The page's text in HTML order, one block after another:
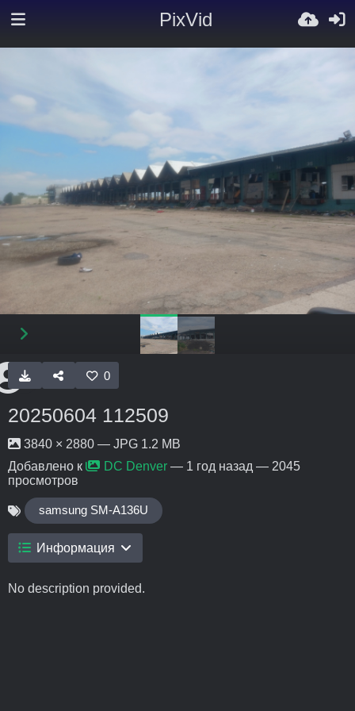
PixVid
0
20250604 112509
3840 × 2880 — JPG 1.2 MB
Добавлено к
DC Denver — 1 год назад — 2045
просмотров
samsung SM-A136U
Информация
No description provided.